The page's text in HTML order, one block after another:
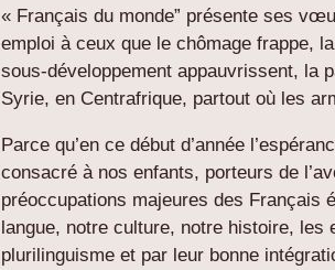
« Français du monde” présente ses
emploi à ceux que le chômage frappe,
sous-développement appauvrissent, la
Syrie, en Centrafrique, partout où les
Parce qu’en ce début d’année
consacré à nos enfants, porteurs de
préoccupations majeures des Français
langue, notre culture, notre histoire, les
plurilinguisme et par leur bonne